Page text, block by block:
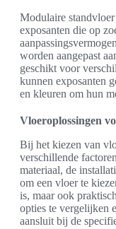
Modulaire
exposanten die op
worden aangepast
geschikt voor
kunnen exposanten
en kleuren om hun
Vloeroplossingen
Bij het kiezen van
verschillende
materiaal, de
om een vloer te
is, maar ook
opties te vergelijken
aansluit bij de